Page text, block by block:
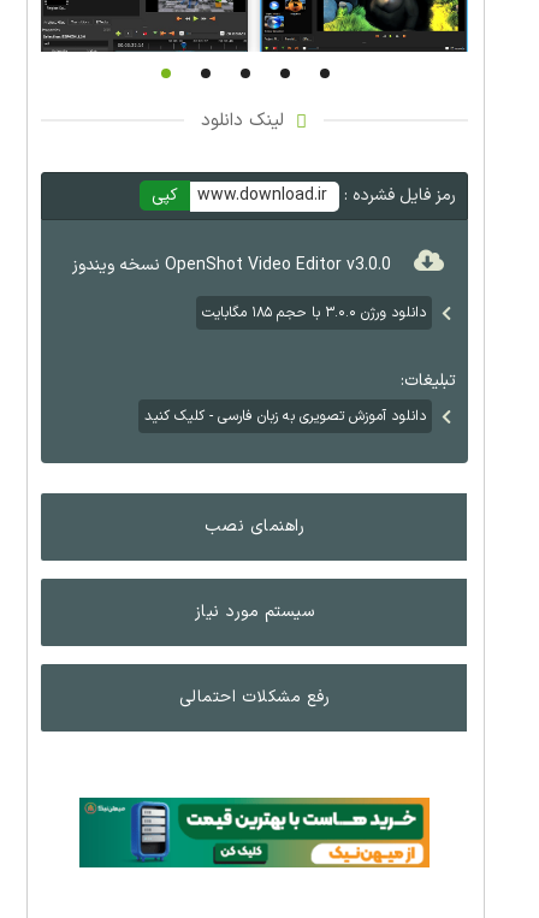
لینک دانلود
رمز فایل فشرده : www.download.ir کپی
دانلود ورژن ۳.۰.۰ با حجم ۱۸۵ مگابایت
تبلیغات:
دانلود آموزش تصویری به زبان فارسی - کلیک کنید
راهنمای نصب
سیستم مورد نیاز
رفع مشکلات احتمالی